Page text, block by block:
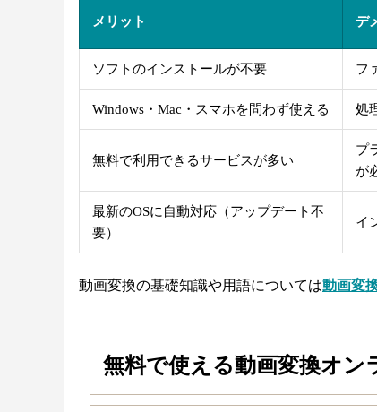
メリット デ
ソフトのインストールが不要 フ
Windows・Mac・スマホを問わず使える 処
無料で利用できるサービスが多い
プ
が
最新のOSに自動対応（アップデート不
要）
イ
動画変換の基礎知識や用語については動画変
無料で使える動画変換オン